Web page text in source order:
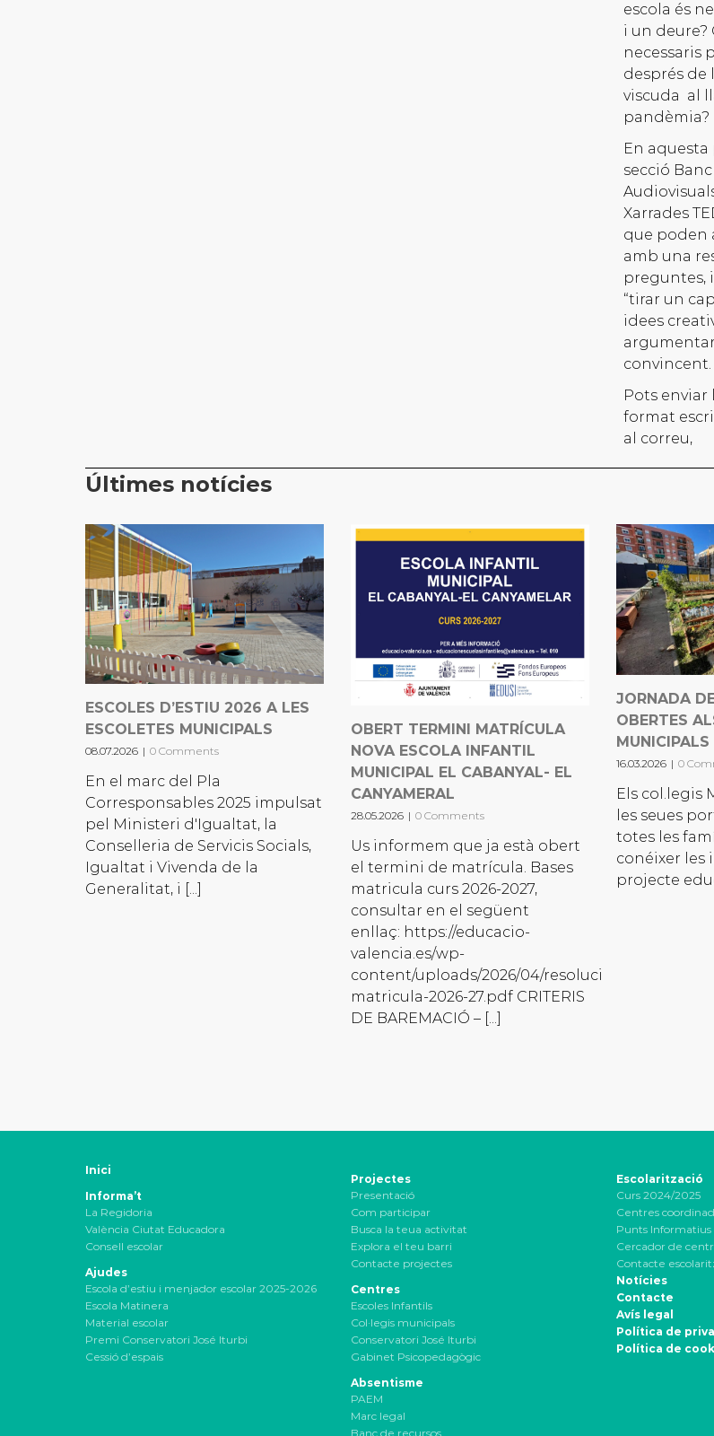
escola és
i un deure?
necessaris
després de
viscuda al
pandèmia?
En aquesta
secció
Xarrades
que poden
amb una
preguntes,
“tirar un
idees
convincent.
Pots enviar
format
al correu,
Últimes notícies
ESCOLES D’ESTIU 2026 A LES
ESCOLETES MUNICIPALS
08.07.2026 | 0 Comments
En el marc del Pla
Corresponsables 2025 impulsat
pel Ministeri d'Igualtat, la
Conselleria de Servicis Socials,
Igualtat i Vivenda de la
Generalitat, i [...]
OBERT TERMINI MATRÍCULA
NOVA ESCOLA INFANTIL
MUNICIPAL EL CABANYAL- EL
CANYAMERAL
28.05.2026 | 0 Comments
Us informem que ja està obert
el termini de matrícula. Bases
matricula curs 2026-2027,
consultar en el següent
enllaç: https://educacio-
valencia.es/wp-
content/uploads/2026/04/resolucion-
matricula-2026-27.pdf CRITERIS
DE BAREMACIÓ – [...]
JORNADA
OBERTES
MUNICIPALS
16.03.2026 | 0
Els col.legis
les seues
totes les
conéixer les
projecte
Inici
Informa’t
La Regidoria
València Ciutat Educadora
Consell escolar
Ajudes
Escola d’estiu i menjador escolar 2025-2026
Escola Matinera
Material escolar
Premi Conservatori José Iturbi
Cessió d’espais
Projectes
Presentació
Com participar
Busca la teua activitat
Explora el teu barri
Contacte projectes
Centres
Escoles Infantils
Col·legis municipals
Conservatori José Iturbi
Gabinet Psicopedagògic
Absentisme
PAEM
Marc legal
Banc de recursos
Escolarització
Curs 2024/2025
Centres
Punts Informatius
Cercador de
Contacte
Notícies
Contacte
Avís legal
Política de
Política de